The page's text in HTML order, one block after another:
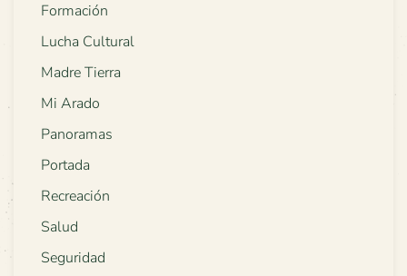
Formación
Lucha Cultural
Madre Tierra
Mi Arado
Panoramas
Portada
Recreación
Salud
Seguridad